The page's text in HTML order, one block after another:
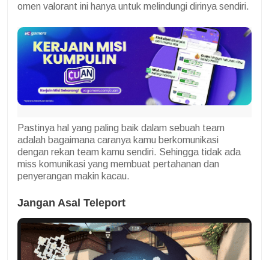
omen valorant ini hanya untuk melindungi dirinya sendiri.
Pastinya hal yang paling baik dalam sebuah team
adalah bagaimana caranya kamu berkomunikasi
dengan rekan team kamu sendiri. Sehingga tidak ada
miss komunikasi yang membuat pertahanan dan
penyerangan makin kacau.
Jangan Asal Teleport